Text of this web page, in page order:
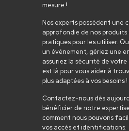
mesure !
Nos experts possèdent une
approfondie de nos produits
pratiques pour les utiliser.
un événement, gériez une
assuriez la sécurité de
est là pour vous aider à
plus adaptées à vos besoins !
Contactez-nous dès
bénéficier de notre
comment nous pouvons
vos accès et identifications.